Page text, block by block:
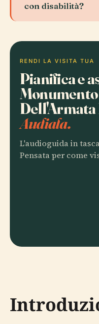
con disabilità?
RENDI LA VISITA TUA
Pianifica e
Dell'Armata
Audiala.
L'audioguida in
Pensata per come